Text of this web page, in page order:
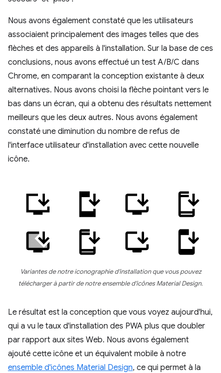
Nous avons également constaté que les utilisateurs
associaient principalement des images telles que des
flèches et des appareils à l'installation. Sur la base de ces
conclusions, nous avons effectué un test A/B/C dans
Chrome, en comparant la conception existante à deux
alternatives. Nous avons choisi la flèche pointant vers le
bas dans un écran, qui a obtenu des résultats nettement
meilleurs que les deux autres. Nous avons également
constaté une diminution du nombre de refus de
l'interface utilisateur d'installation avec cette nouvelle
icône.
Variantes de notre iconographie d'installation que vous pouvez
télécharger à partir de notre ensemble d'icônes Material Design.
Le résultat est la conception que vous voyez aujourd'hui,
qui a vu le taux d'installation des PWA plus que doubler
par rapport aux sites Web. Nous avons également
ajouté cette icône et un équivalent mobile à notre
ensemble d'icônes Material Design, ce qui permet à la